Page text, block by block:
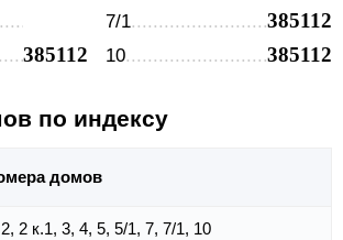
385112
7/1 385112
10 385112
по индексу
домов
2 к.1, 3, 4, 5, 5/1, 7, 7/1, 10